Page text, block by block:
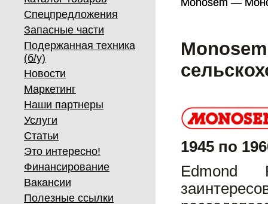
Спецпредложения
Запасные части
Подержанная техника
(б/у)
Новости
Маркетинг
Наши партнеры
Услуги
Статьи
Это интересно!
Финансирование
Вакансии
Полезные ссылки
Monosem —
Monosem —
1945 по
Edmond